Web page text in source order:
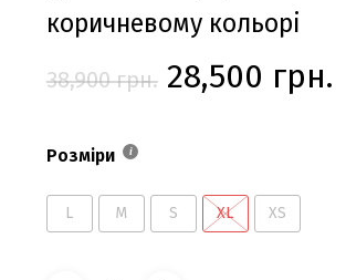
коричневому кольорі
38,900грн. Оригінальна
28,500 грн.
Розміри
L M S XL XS